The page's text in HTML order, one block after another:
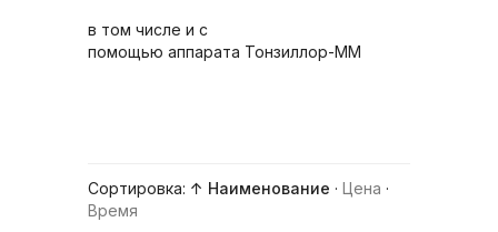
в том числе и с
помощью аппарата Тонзиллор-ММ
Сортировка: ↑ Наименование · Цена ·
Время